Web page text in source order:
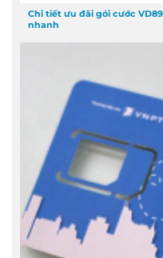
Chi tiết ưu đãi gói cước
nhanh